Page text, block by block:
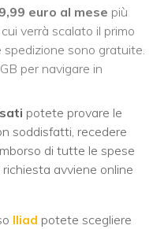
9,99 euro al mese più
verrà scalato il primo
sono gratuite.
per navigare in
potete provare le
soddisfatti, recedere
di tutte le spese
avviene online
Iliad potete scegliere